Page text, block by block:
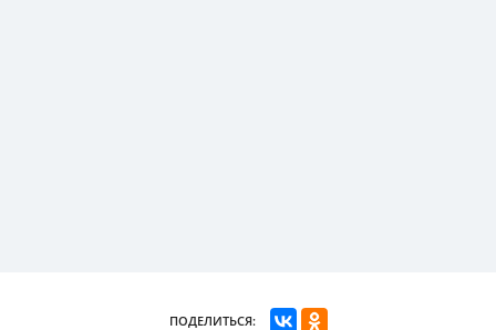
ПОДЕЛИТЬСЯ: